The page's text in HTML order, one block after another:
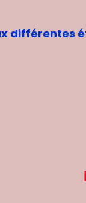
différentes